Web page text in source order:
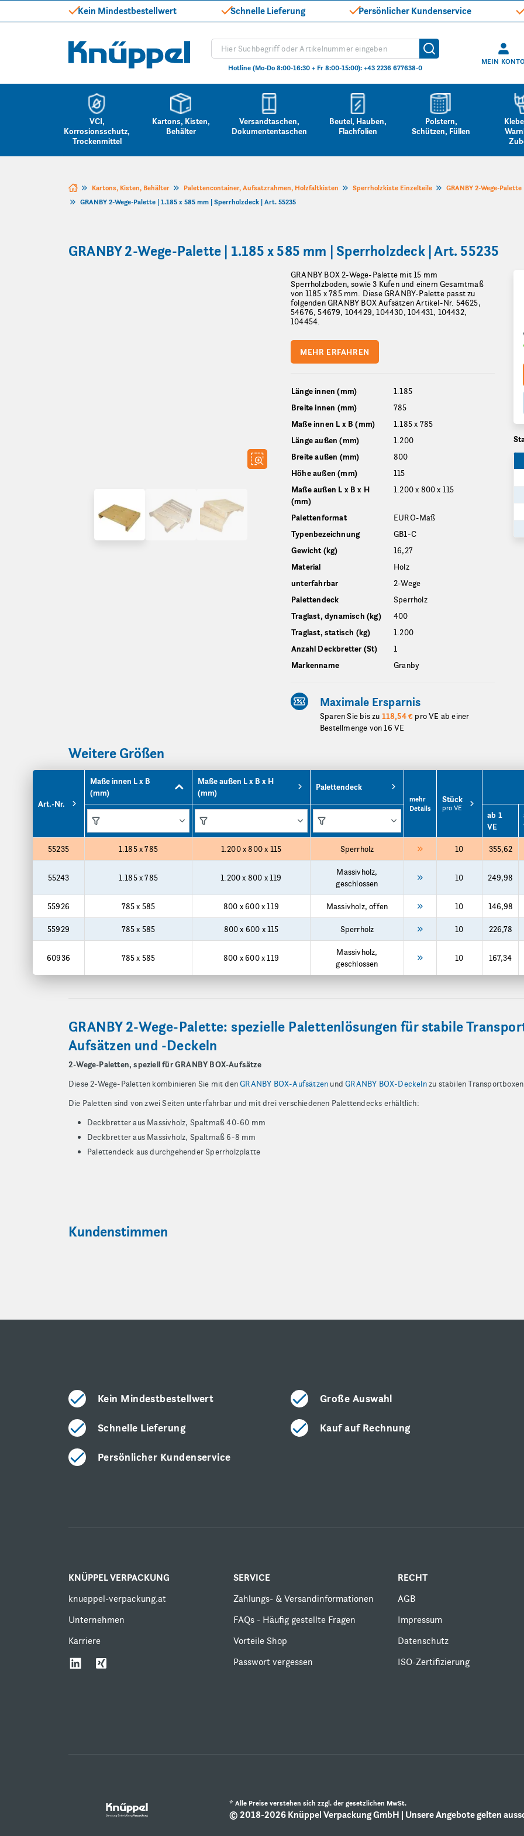
Kein Mindestbestellwert Schnelle Lieferung Persönlicher Kundenservice
Knüppel
Produkt suchen
Suche
Hotline (Mo-Do 8:00-16:30 + Fr 8:00-15:00): +43 2236 677638-0
MEIN
VCI,
Korrosionsschutz,
Trockenmittel
Kartons, Kisten,
Behälter
Versandtaschen,
Dokumententaschen
Beutel, Hauben,
Flachfolien
Polstern,
Schützen, Füllen
Kartons, Kisten, Behälter Palettencontainer, Aufsatzrahmen, Holzfaltkisten Sperrholzkiste Einzelteile
GRANBY 2-Wege-Palette
GRANBY 2-Wege-Palette | 1.185 x 585 mm | Sperrholzdeck | Art. 55235
GRANBY 2-Wege-Palette | 1.185 x 585 mm | Sperrholzdeck | Art. 55235
GRANBY BOX 2-Wege-Palette mit 15 mm
Sperrholzboden, sowie 3 Kufen und einem Gesamtmaß
von 1185 x 785 mm. Diese GRANBY-Palette passt zu
folgenden GRANBY BOX Aufsätzen Artikel-Nr. 54625,
54676, 54679, 104429, 104430, 104431, 104432,
104454.
MEHR ERFAHREN
Länge innen (mm)
1.185
Breite innen (mm)
785
Maße innen L x B (mm)
1.185 x 785
Länge außen (mm)
1.200
Breite außen (mm)
800
Höhe außen (mm)
115
Maße außen L x B x H
(mm)
1.200 x 800 x 115
Palettenformat
EURO-Maß
Typenbezeichnung
GB1-C
Gewicht (kg)
16,27
Material
Holz
unterfahrbar
2-Wege
Palettendeck
Sperrholz
Traglast, dynamisch (kg)
400
Traglast, statisch (kg)
1.200
Anzahl Deckbretter (St)
1
Markenname
Granby
Maximale Ersparnis
Sparen Sie bis zu 118,54 € pro VE ab einer
Bestellmenge von 16 VE
Weitere Größen
Funktionen
Produktgrößen
Art.-Nr.
Maße innen L x B
(mm)
Maße außen L x B x H
(mm)
Palettendeck
mehr
Details
Stück
pro VE
ab 1
VE
55235 1.185 x 785 1.200 x 800 x 115 Sperrholz 10 355,62
55243 1.185 x 785 1.200 x 800 x 119
Massivholz,
geschlossen
10 249,98
55926 785 x 585 800 x 600 x 119 Massivholz, offen 10 146,98
55929 785 x 585 800 x 600 x 115 Sperrholz 10 226,78
60936 785 x 585 800 x 600 x 119
Massivholz,
geschlossen
10 167,34
GRANBY 2-Wege-Palette: spezielle Palettenlösungen für stabile
Aufsätzen und -Deckeln
2-Wege-Paletten, speziell für GRANBY BOX-Aufsätze
Diese 2-Wege-Paletten kombinieren Sie mit denGRANBY BOX-Aufsätzen undGRANBY BOX-Deckelnzu stabilen
Die Paletten sind von zwei Seiten unterfahrbar und mit drei verschiedenen Palettendecks erhältlich:
Deckbretter aus Massivholz, Spaltmaß 40-60 mm
Deckbretter aus Massivholz, Spaltmaß 6-8 mm
Palettendeck aus durchgehender Sperrholzplatte
Kundenstimmen
Kein Mindestbestellwert
Schnelle Lieferung
Persönlicher Kundenservice
Große Auswahl
Kauf auf Rechnung
KNÜPPEL VERPACKUNG
knueppel-verpackung.at
Unternehmen
Karriere
SERVICE
Zahlungs- & Versandinformationen
FAQs - Häufig gestellte Fragen
Vorteile Shop
Passwort vergessen
RECHT
AGB
Impressum
Datenschutz
ISO-Zertifizierung
* Alle Preise verstehen sich zzgl. der gesetzlichen MwSt.
© 2018-2026 Knüppel Verpackung GmbH | Unsere Angebote gelten